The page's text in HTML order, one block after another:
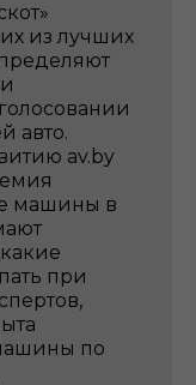
из лучших
авто.
av.by
машины в
при
по